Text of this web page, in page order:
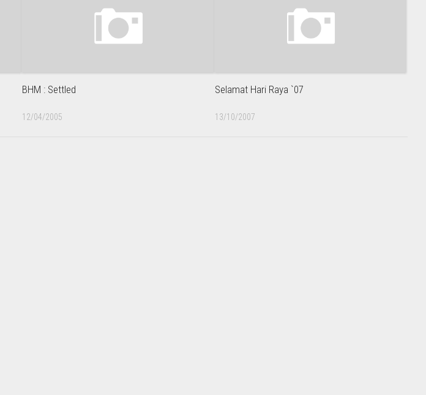
BHM : Settled
12/04/2005
Selamat Hari Raya `07
13/10/2007